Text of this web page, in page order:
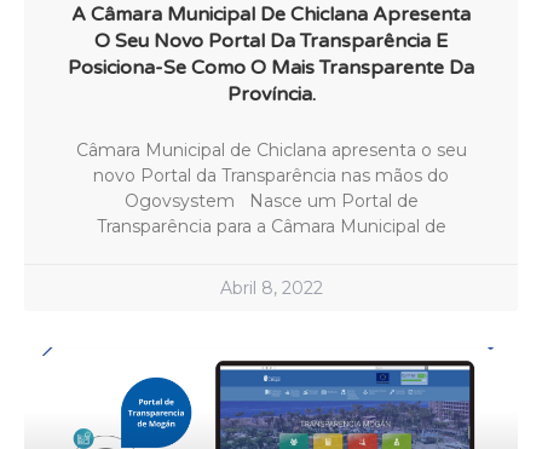
A Câmara Municipal De Chiclana Apresenta
O Seu Novo Portal Da Transparência E
Posiciona-Se Como O Mais Transparente Da
Província.
Câmara Municipal de Chiclana apresenta o seu
novo Portal da Transparência nas mãos do
Ogovsystem Nasce um Portal de
Transparência para a Câmara Municipal de
Abril 8, 2022